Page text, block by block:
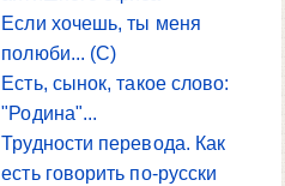
Если хочешь, ты меня
полюби... (С)
Есть, сынок, такое слово:
"Родина"...
Трудности перевода. Как
есть говорить по-русски